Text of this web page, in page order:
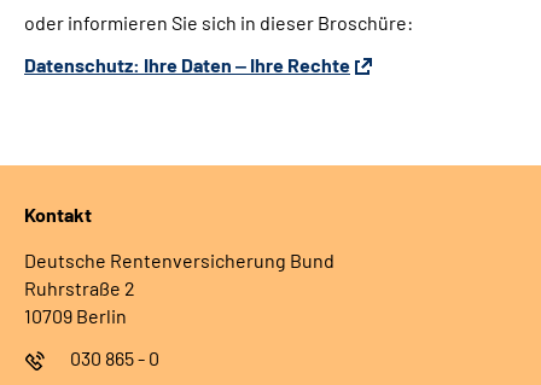
oder informieren Sie sich in dieser Broschüre:
Datenschutz: Ihre Daten ‒ Ihre Rechte
Kontakt
Deutsche Rentenversicherung Bund
Ruhrstraße 2
10709 Berlin
030 865 - 0